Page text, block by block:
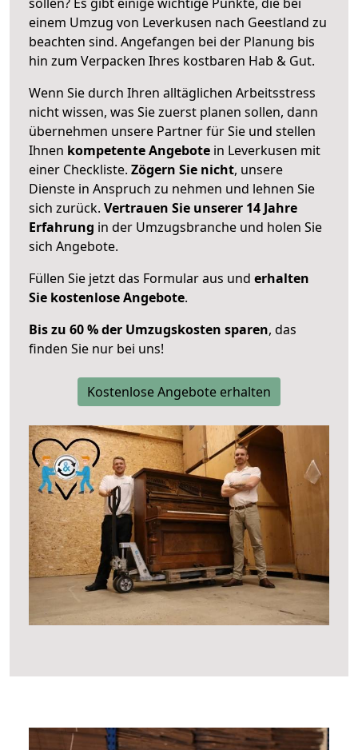
einem Umzug von Leverkusen nach Geestland zu
beachten sind. Angefangen bei der Planung bis
hin zum Verpacken Ihres kostbaren Hab & Gut.
Wenn Sie durch Ihren alltäglichen Arbeitsstress
nicht wissen, was Sie zuerst planen sollen, dann
übernehmen unsere Partner für Sie und stellen
Ihnen kompetente Angebote in Leverkusen mit
einer Checkliste. Zögern Sie nicht, unsere
Dienste in Anspruch zu nehmen und lehnen Sie
sich zurück. Vertrauen Sie unserer 14 Jahre
Erfahrung in der Umzugsbranche und holen Sie
sich Angebote.
Füllen Sie jetzt das Formular aus und erhalten
Sie kostenlose Angebote.
Bis zu 60 % der Umzugskosten sparen, das
finden Sie nur bei uns!
Kostenlose Angebote erhalten